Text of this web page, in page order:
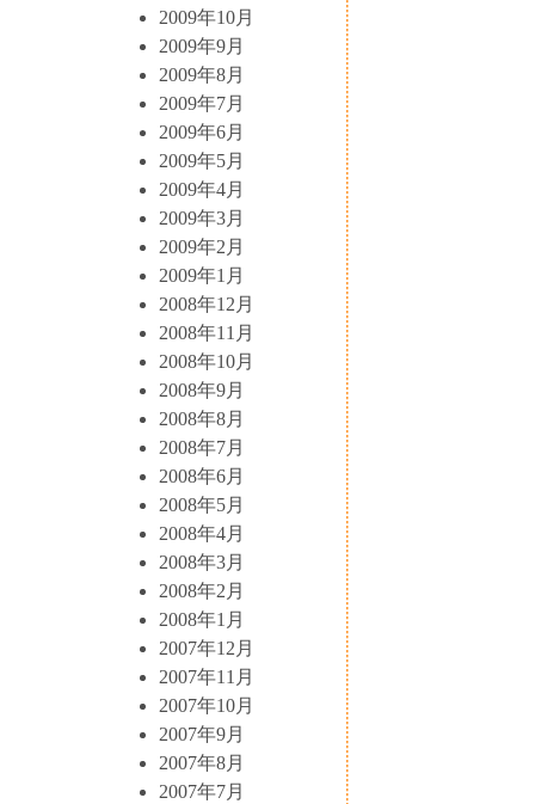
2009年10月
2009年9月
2009年8月
2009年7月
2009年6月
2009年5月
2009年4月
2009年3月
2009年2月
2009年1月
2008年12月
2008年11月
2008年10月
2008年9月
2008年8月
2008年7月
2008年6月
2008年5月
2008年4月
2008年3月
2008年2月
2008年1月
2007年12月
2007年11月
2007年10月
2007年9月
2007年8月
2007年7月